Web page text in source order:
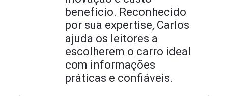
benefício. Reconhecido
por sua expertise, Carlos
ajuda os leitores a
escolherem o carro ideal
com informações
práticas e confiáveis.